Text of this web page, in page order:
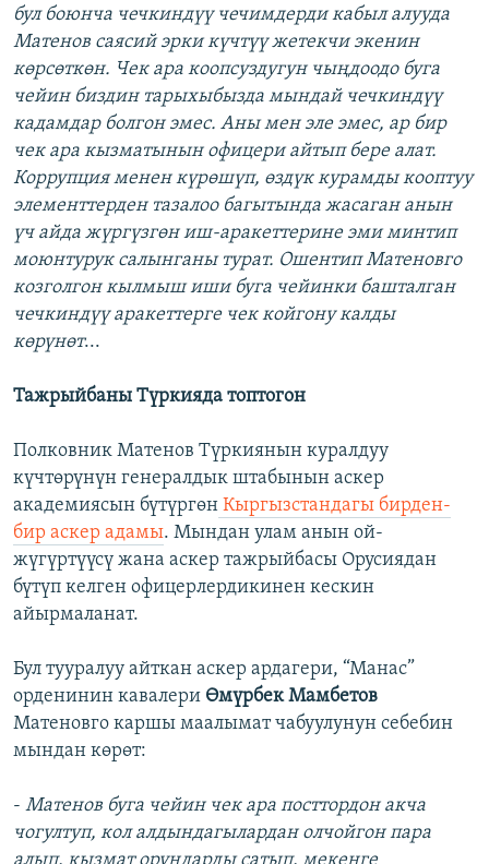
бул боюнча чечкиндүү чечимдерди кабыл алууда
Матенов саясий эрки күчтүү жетекчи экенин
көрсөткөн. Чек ара коопсуздугун чыңдоодо буга
чейин биздин тарыхыбызда мындай чечкиндүү
кадамдар болгон эмес. Аны мен эле эмес, ар бир
чек ара кызматынын офицери айтып бере алат.
Коррупция менен күрөшүп, өздүк курамды кооптуу
элементтерден тазалоо багытында жасаган анын
үч айда жүргүзгөн иш-аракеттерине эми минтип
моюнтурук салынганы турат. Ошентип Матеновго
козголгон кылмыш иши буга чейинки башталган
чечкиндүү аракеттерге чек койгону калды
көрүнөт...
Тажрыйбаны Түркияда топтогон
Полковник Матенов Түркиянын куралдуу
күчтөрүнүн генералдык штабынын аскер
академиясын бүтүргөн Кыргызстандагы бирден-
бир аскер адамы. Мындан улам анын ой-
жүгүртүүсү жана аскер тажрыйбасы Орусиядан
бүтүп келген офицерлердикинен кескин
айырмаланат.
Бул тууралуу айткан аскер ардагери, “Манас”
орденинин кавалери Өмүрбек Мамбетов
Матеновго каршы маалымат чабуулунун себебин
мындан көрөт:
- Матенов буга чейин чек ара посттордон акча
чогултуп, кол алдындагылардан олчойгон пара